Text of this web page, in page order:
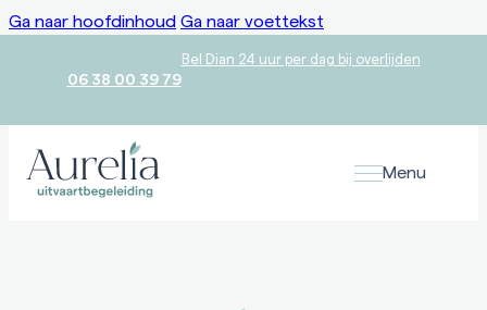
Ga naar hoofdinhoud Ga naar voettekst
Menu
06 38 00 39 79
Bel Dian 24 uur per dag bij overlijden